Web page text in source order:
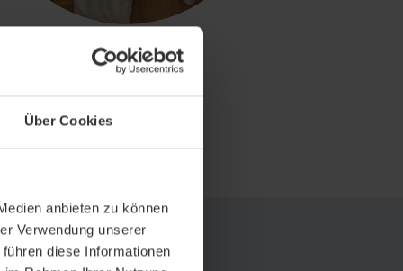
Über Cookies
anbieten zu können
Verwendung unserer
diese Informationen